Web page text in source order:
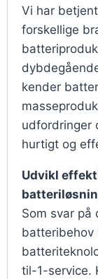
Vi har
forskellige
kender
udfordringer
hurtigt og
Udvikl
Som svar på
batteribehov
til-1-service.